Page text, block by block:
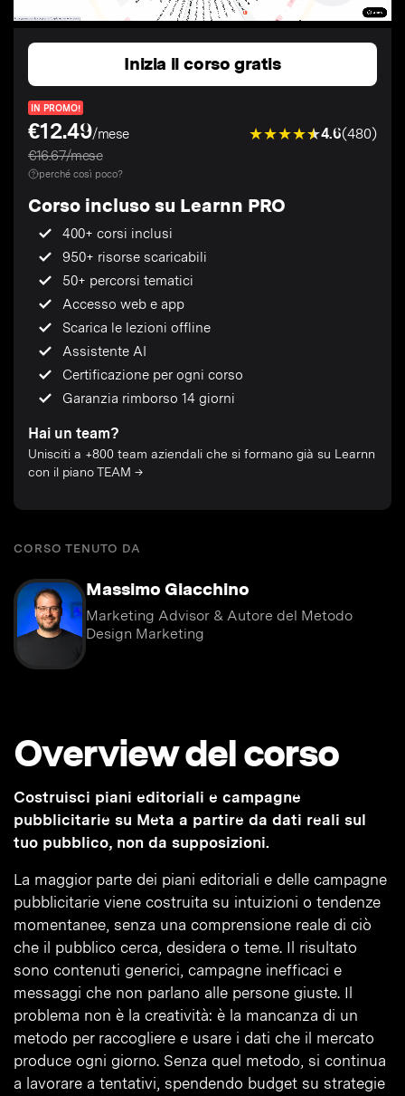
Inizia il corso gratis
IN PROMO!
€12.49/mese
€16.67/mese
4.6(480)
perché così poco?
Corso incluso su Learnn PRO
400+ corsi inclusi
950+ risorse scaricabili
50+ percorsi tematici
Accesso web e app
Scarica le lezioni offline
Assistente AI
Certificazione per ogni corso
Garanzia rimborso 14 giorni
Hai un team?
Unisciti a +800 team aziendali che si formano già su Learnn
con il piano TEAM →
CORSO TENUTO DA
Massimo Giacchino
Marketing Advisor & Autore del Metodo
Design Marketing
Overview del corso
Costruisci piani editoriali e campagne
pubblicitarie su Meta a partire da dati reali sul
tuo pubblico, non da supposizioni.
La maggior parte dei piani editoriali e delle campagne
pubblicitarie viene costruita su intuizioni o tendenze
momentanee, senza una comprensione reale di ciò
che il pubblico cerca, desidera o teme. Il risultato
sono contenuti generici, campagne inefficaci e
messaggi che non parlano alle persone giuste. Il
problema non è la creatività: è la mancanza di un
metodo per raccogliere e usare i dati che il mercato
produce ogni giorno. Senza quel metodo, si continua
a lavorare a tentativi, spendendo budget su strategie